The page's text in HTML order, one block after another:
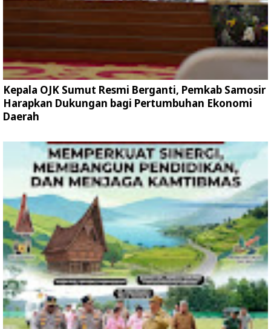
Kepala OJK Sumut Resmi Berganti, Pemkab Samosir
Harapkan Dukungan bagi Pertumbuhan Ekonomi
Daerah